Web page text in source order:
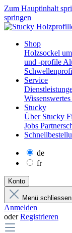
Zum Hauptinhalt
springen
Shop
Holzsockel
und -profile
Service
Wissenswertes
Stucky
Über Stucky
Jobs
de
fr
Konto
Menü schliessen
Anmelden
oderRegistrieren